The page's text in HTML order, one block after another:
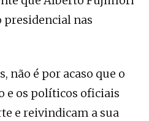
presidencial nas
não é por acaso que o
e os políticos oficiais
e reivindicam a sua